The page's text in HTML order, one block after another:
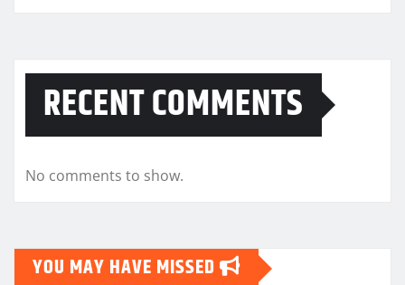
RECENT COMMENTS
No comments to show.
YOU MAY HAVE MISSED